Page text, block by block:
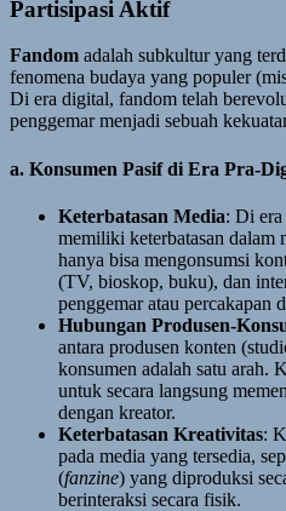
Partisipasi Aktif
Fandom adalah subkultur yang
fenomena budaya yang populer
Di era digital, fandom telah
penggemar menjadi sebuah
a. Konsumen Pasif di Era Pra-
Keterbatasan Media: Di era
memiliki keterbatasan dalam
hanya bisa mengonsumsi
(TV, bioskop, buku), dan
penggemar atau percakapan
Hubungan Produsen-
antara produsen konten
konsumen adalah satu arah.
untuk secara langsung
dengan kreator.
Keterbatasan Kreativitas:
pada media yang tersedia,
(fanzine) yang diproduksi
berinteraksi secara fisik.